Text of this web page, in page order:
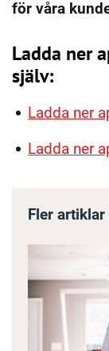
för våra
Ladda ner
själv:
Ladda ner
Ladda ner
Fler